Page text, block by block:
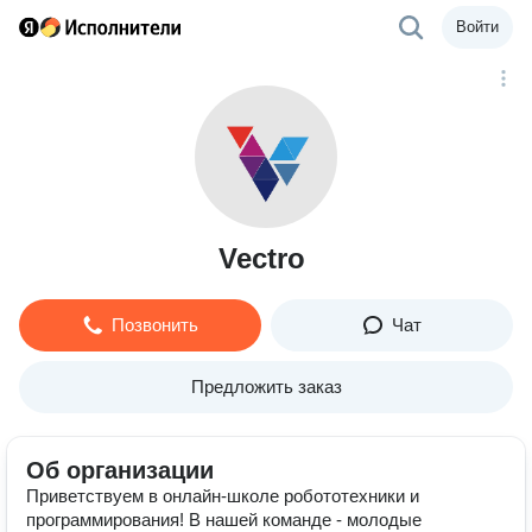
Войти
Vectro
Позвонить Чат
Предложить заказ
Об организации
Приветствуем в онлайн-школе робототехники и
программирования! В нашей команде - молодые